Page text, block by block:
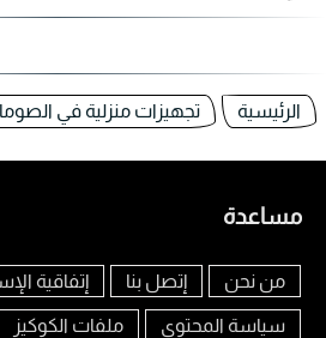
الرئيسية تجهيزات منزلية في
مساعدة
من نحن إتصل بنا إتفاقية
سياسة المحتوى ملفات الكوكيز